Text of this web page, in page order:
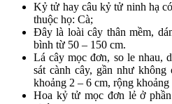
Kỷ tử hay câu kỷ tử ninh hạ
thuộc họ: Cà;
Đây là loài cây thân mềm,
bình từ 50 – 150 cm.
Lá cây mọc đơn, so le nhau,
sát cành cây, gần như
khoảng 2 – 6 cm, rộng khoảng
Hoa kỷ tử mọc đơn lẻ ở